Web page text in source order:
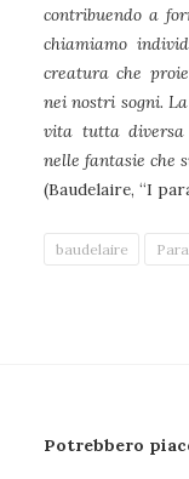
contribuendo a
chiamiamo
creatura che
nei nostri sogni.
vita tutta
nelle fantasie che
(Baudelaire, “I
baudelaire
Potrebbero